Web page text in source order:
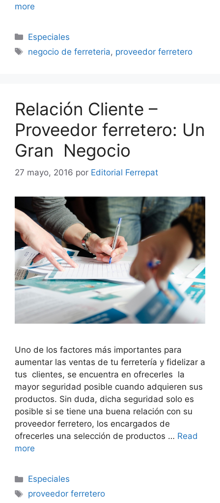
more
Categorías
Especiales
Etiquetas
negocio de ferreteria, proveedor ferretero
Relación Cliente –
Proveedor ferretero: Un
Gran Negocio
27 mayo, 2016 por Editorial Ferrepat
Uno de los factores más importantes para
aumentar las ventas de tu ferretería y fidelizar a
tus clientes, se encuentra en ofrecerles la
mayor seguridad posible cuando adquieren sus
productos. Sin duda, dicha seguridad solo es
posible si se tiene una buena relación con su
proveedor ferretero, los encargados de
ofrecerles una selección de productos … Read
more
Categorías
Especiales
Etiquetas
proveedor ferretero